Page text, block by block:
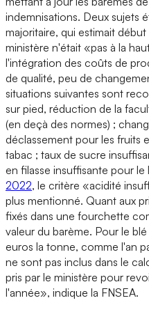
indemnisations. Deux sujets
majoritaire, qui estimait
ministère n'était «pas à la
l'intégration des coûts de
de qualité, peu de
situations suivantes sont
sur pied, réduction de la
(en deçà des normes) ;
déclassement pour les fruits
tabac ; taux de sucre
en filasse insuffisante pour
2022, le critère «acidité
plus mentionné. Quant aux
fixés dans une fourchette
valeur du barème. Pour le
euros la tonne, comme l'an
ne sont pas inclus dans le
pris par le ministère pour
l'année», indique la FNSEA.